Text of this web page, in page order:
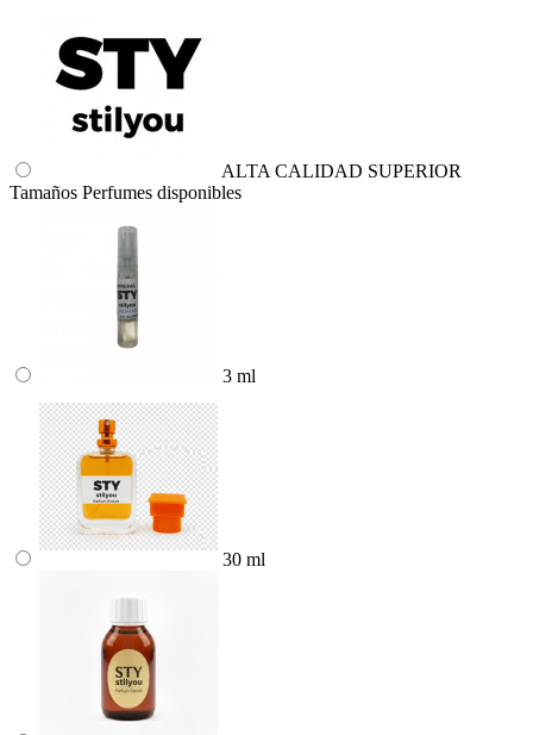
ALTA CALIDAD SUPERIOR
Tamaños Perfumes disponibles
3 ml
30 ml